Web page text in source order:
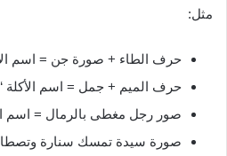
مثل:
حرف الطاء + صورة جن = اسم
حرف الميم + جمل = اسم الأكلة
صور رجل مغطى بالرمال = اسم
صورة سيدة تمسك سنارة